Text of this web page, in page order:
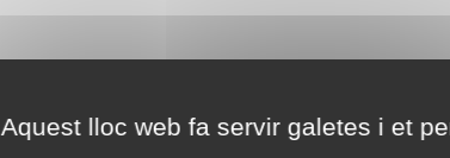
Aquest lloc web fa servir galetes i et